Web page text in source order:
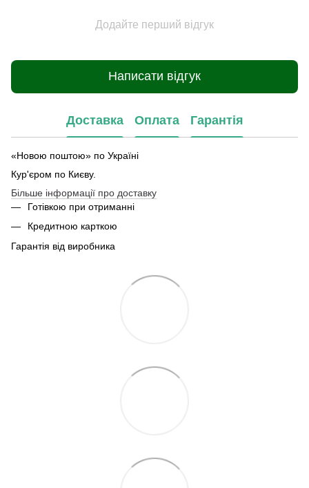
Додайте перший відгук
Написати відгук
Доставка Оплата Гарантія
«Новою поштою» по Україні
Кур'єром по Києву.
Більше інформації про доставку
Готівкою при отриманні
Кредитною карткою
Гарантія від виробника